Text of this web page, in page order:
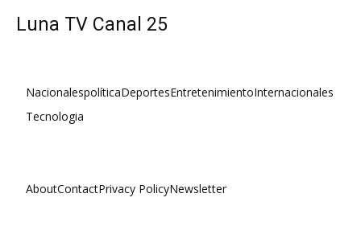
Luna TV Canal 25
NacionalespolíticaDeportesEntretenimientoInternacionales
Tecnologia
AboutContactPrivacy PolicyNewsletter